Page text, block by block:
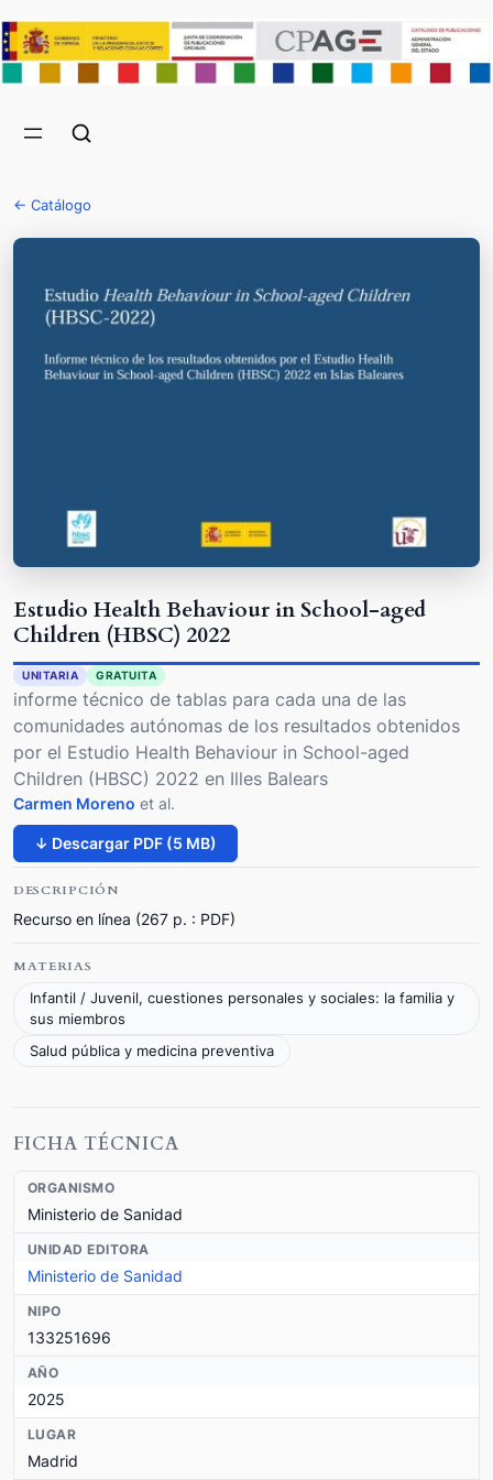
← Catálogo
Estudio Health Behaviour in School-aged
Children (HBSC) 2022
UNITARIA GRATUITA
informe técnico de tablas para cada una de las
comunidades autónomas de los resultados obtenidos
por el Estudio Health Behaviour in School-aged
Children (HBSC) 2022 en Illes Balears
Carmen Moreno et al.
↓ Descargar PDF (5 MB)
DESCRIPCIÓN
Recurso en línea (267 p. : PDF)
MATERIAS
Infantil / Juvenil, cuestiones personales y sociales: la familia y
sus miembros
Salud pública y medicina preventiva
FICHA TÉCNICA
ORGANISMO
Ministerio de Sanidad
UNIDAD EDITORA
Ministerio de Sanidad
NIPO
133251696
AÑO
2025
LUGAR
Madrid